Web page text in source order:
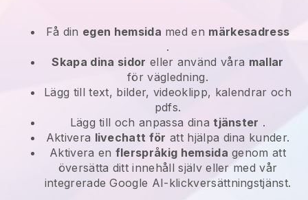
Få din egen hemsida med en märkesadress
.
Skapa dina sidor eller använd våra mallar
för vägledning.
Lägg till text, bilder, videoklipp, kalendrar och
pdfs.
Lägg till och anpassa dinatjänster .
Aktivera livechatt för att hjälpa dina kunder.
Aktivera en flerspråkig hemsida genom att
översätta ditt innehåll själv eller med vår
integrerade Google AI-klickversättningstjänst.